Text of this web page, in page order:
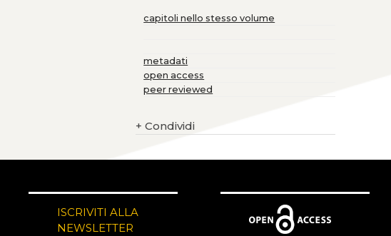
capitoli nello stesso volume
metadati
open access
peer reviewed
+ Condividi
ISCRIVITI ALLA
NEWSLETTER